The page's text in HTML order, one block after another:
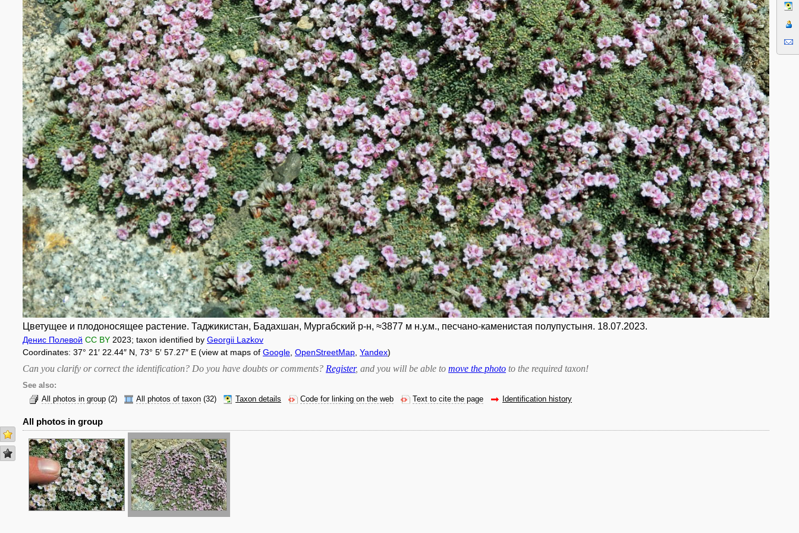
Цветущее и плодоносящее растение. Таджикистан, Бадахшан, Мургабский р-н, ≈3877 м н.у.м., песчано-каменистая полупустыня. 18.07.2023.
Денис Полевой CC BY 2023; taxon identified by Georgii Lazkov
Coordinates: 37° 21′ 22.44″ N, 73° 5′ 57.27″ E (view at maps of Google OpenStreetMap Yandex)
Can you clarify or correct the identification? Do you have doubts or comments? Register, and you will be able to move the photo to the required taxon!
See also:
All photos in group (2) All photos of taxon (32) Taxon details Code for linking on the web Text to cite the page Identification history
All photos in group